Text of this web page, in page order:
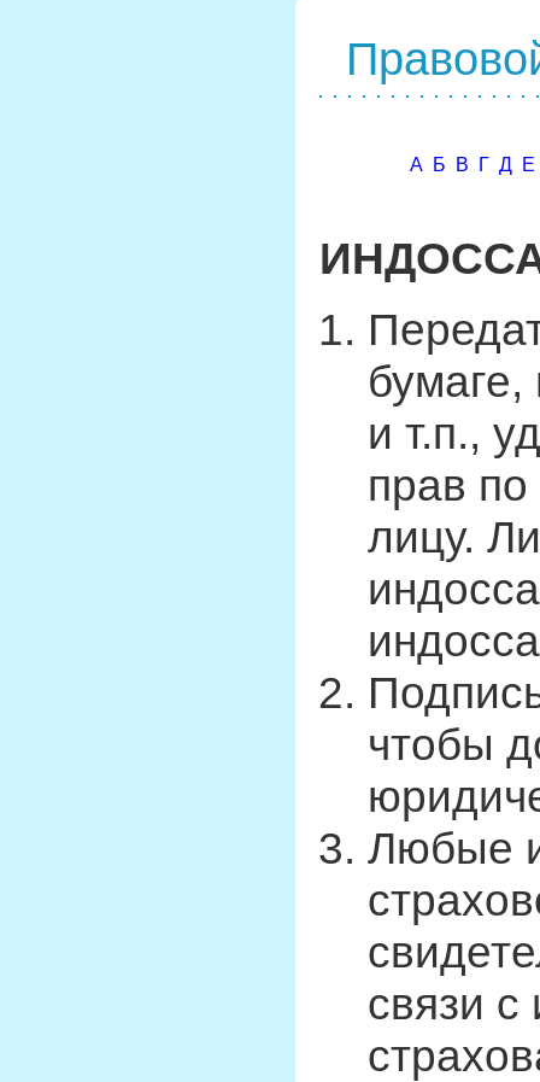
А Б В Г Д Е
бумаге,
и т.п.,
прав по
лицу.
чтобы
Любые
связи